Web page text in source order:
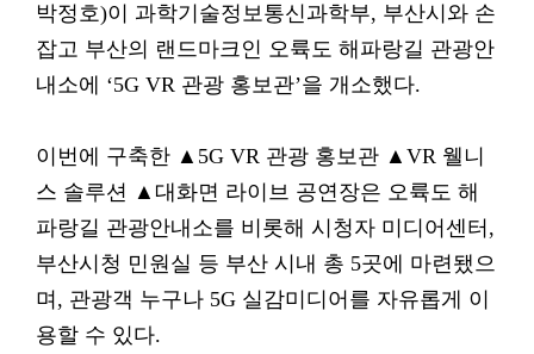
박정호)이 과학기술정보통신과학부, 부산시와 손
잡고 부산의 랜드마크인 오륙도 해파랑길 관광안
내소에 ‘5G VR 관광 홍보관’을 개소했다.
이번에 구축한 ▲5G VR 관광 홍보관 ▲VR 웰니
스 솔루션 ▲대화면 라이브 공연장은 오륙도 해
파랑길 관광안내소를 비롯해 시청자 미디어센터,
부산시청 민원실 등 부산 시내 총 5곳에 마련됐으
며, 관광객 누구나 5G 실감미디어를 자유롭게 이
용할 수 있다.